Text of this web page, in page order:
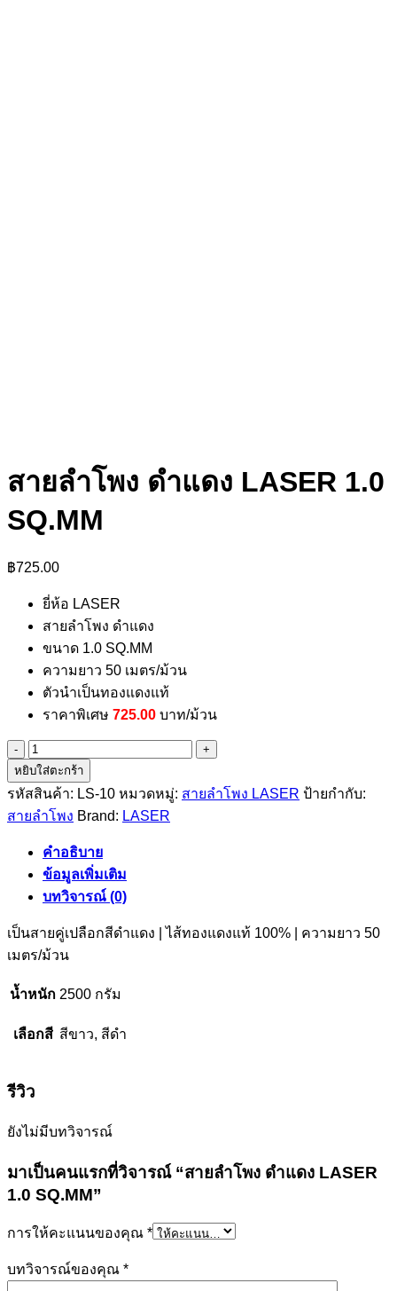
สายลำโพง ดำแดง LASER 1.0
SQ.MM
฿725.00
ยี่ห้อ LASER
สายลำโพง ดำแดง
ขนาด 1.0 SQ.MM
ความยาว 50 เมตร/ม้วน
ตัวนำเป็นทองแดงแท้
ราคาพิเศษ 725.00 บาท/ม้วน
จำนวน
สาย
ลำโพง
ดำแดง
1.0
SQ.MM
หยิบใส่ตะกร้า
รหัสสินค้า: LS-10 หมวดหมู่: สายลำโพง LASER ป้ายกำกับ:
สายลำโพง Brand: LASER
คำอธิบาย
ข้อมูลเพิ่มเติม
บทวิจารณ์ (0)
เป็นสายคู่เปลือกสีดำแดง | ไส้ทองแดงแท้ 100% | ความยาว 50
เมตร/ม้วน
น้ำหนัก 2500 กรัม
เลือกสี สีขาว, สีดำ
รีวิว
ยังไม่มีบทวิจารณ์
มาเป็นคนแรกที่วิจารณ์ “สายลำโพง ดำแดง LASER
1.0 SQ.MM”
การให้คะแนนของคุณ *
บทวิจารณ์ของคุณ *